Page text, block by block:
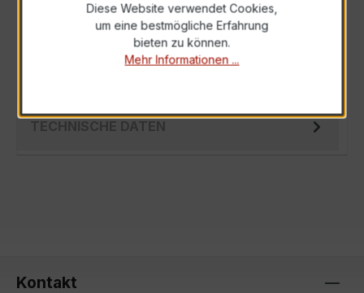
Der EASKD 31.5 3x600/5A 2,5VA Kl.0,2 ist ein
kompakter, hochpräziser
Verrechnungsstromwandler der bewährten
TECHNISCHE DATEN
Kontakt
Diese Website verwendet Cookies,
um eine bestmögliche Erfahrung
bieten zu können.
Mehr Informationen ...